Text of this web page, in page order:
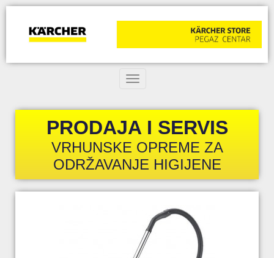
Toggle navigation
PRODAJA I SERVIS
VRHUNSKE OPREME ZA
ODRŽAVANJE HIGIJENE